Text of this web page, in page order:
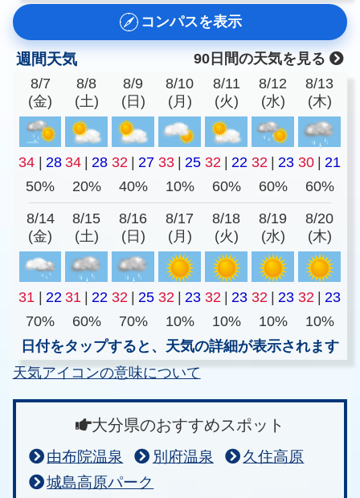
コンパスを表示
週間天気
90日間の天気を見る
8/7
(金)
8/8
(土)
8/9
(日)
8/10
(月)
8/11
(火)
8/12
(水)
8/13
(木)
34 28 34 28 32 27 33 25 32 22 32 23 30
21
50%
20% 40% 10% 60% 60% 60%
8/14
(金)
8/15
(土)
8/16
(日)
8/17
(月)
8/18
(火)
8/19
(水)
8/20
(木)
31 22 31 22 32 25 32 23 32 23 32 23 32
23
70%
60% 70% 10% 10% 10%
10%
日付をタップすると、天気の詳細が表示されます
天気アイコンの意味について
大分県のおすすめスポット
由布院温泉 別府温泉
久住高原
城島高原パーク